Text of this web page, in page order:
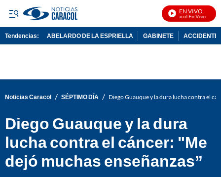
EN VIVO
Noticias Caracol En Vivo
Tendencias: ABELARDO DE LA ESPRIELLA GABINETE ACCIDENTE
Noticias Caracol / SÉPTIMO DÍA / Diego Guauque y la dura lucha contra el
Diego Guauque y la dura
lucha contra el cáncer: "Me
dejó muchas enseñanzas”